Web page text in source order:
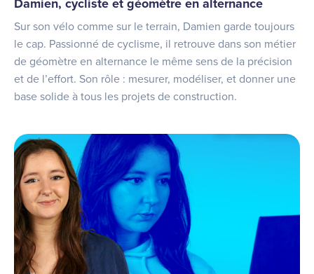
Damien, cycliste et géomètre en alternance
Sur son vélo comme sur le terrain, Damien garde toujours
le cap. Passionné de cyclisme, il retrouve dans son métier
de géomètre en alternance le même sens de la précision
et de l’effort. Son rôle : mesurer, modéliser, et donner une
base solide à tous les projets de construction.